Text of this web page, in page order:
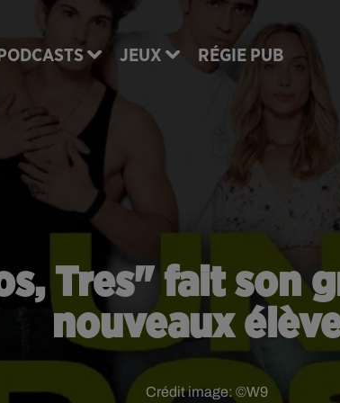
PODCASTS JEUX RÉGIE PUB
Tres" fait son
nouveaux
Crédit image: ©W9